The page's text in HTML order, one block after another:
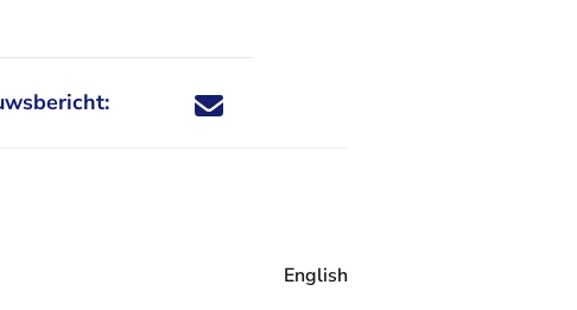
Deel dit nieuwsbericht via X - U verlaat
Deel dit nieuwsbericht via Facebook - U
Deel dit nieuwsbericht via e-mail
Deel dit nieuwsbericht via LinkedIn - U
English